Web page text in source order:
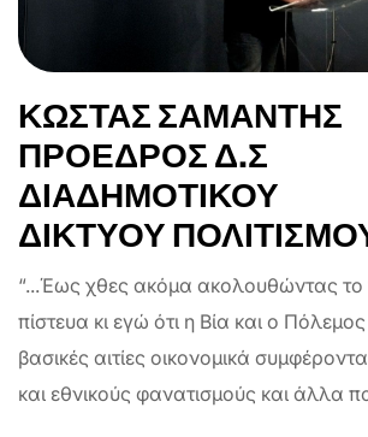
ΚΩΣΤΑΣ ΣΑΜΑΝΤΗΣ
ΠΡΟΕΔΡΟΣ Δ.Σ
ΔΙΑΔΗΜΟΤΙΚΟΥ
ΔΙΚΤΥΟΥ
“...Έως χθες ακόμα ακολουθώντας το
πίστευα κι εγώ ότι η Βία και ο
βασικές αιτίες οικονομικά
και εθνικούς φανατισμούς και άλλα